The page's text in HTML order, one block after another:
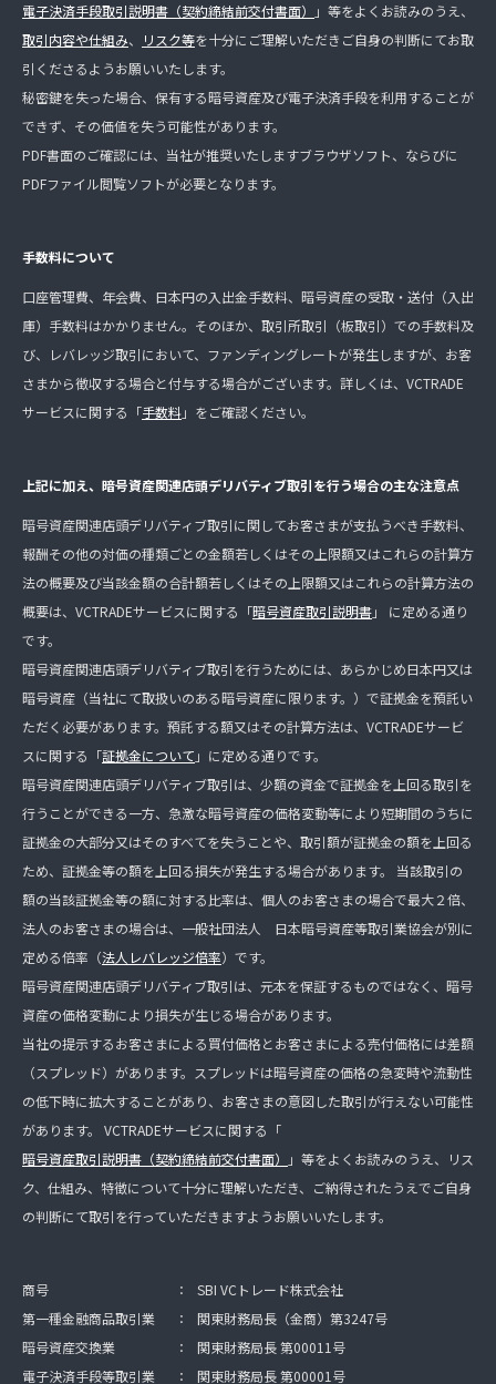
電子決済手段取引説明書（契約締結前交付書面）
」等をよくお読みのうえ、
取引内容や仕組み、 リスク等を十分にご理解いただきご自身の判断にてお取
引くださるようお願いいたします。
秘密鍵を失った場合、保有する暗号資産及び電子決済手段を利用することが
できず、その価値を失う可能性があります。
PDF書面のご確認には、当社が推奨いたしますブラウザソフト、ならびに
PDFファイル閲覧ソフトが必要となります。
手数料について
口座管理費、年会費、日本円の入出金手数料、暗号資産の受取・送付（入出
庫）手数料はかかりません。そのほか、取引所取引（板取引）での手数料及
び、レバレッジ取引において、ファンディングレートが発生しますが、お客
さまから徴収する場合と付与する場合がございます。詳しくは、VCTRADE
サービスに関する「手数料」をご確認ください。
上記に加え、暗号資産関連店頭デリバティブ取引を行う場合の主な注意点
暗号資産関連店頭デリバティブ取引に関してお客さまが支払うべき手数料、
報酬その他の対価の種類ごとの金額若しくはその上限額又はこれらの計算方
法の概要及び当該金額の合計額若しくはその上限額又はこれらの計算方法の
概要は、VCTRADEサービスに関する「暗号資産取引説明書」 に定める通り
です。
暗号資産関連店頭デリバティブ取引を行うためには、あらかじめ日本円又は
暗号資産（当社にて取扱いのある暗号資産に限ります。）で証拠金を預託い
ただく必要があります。預託する額又はその計算方法は、VCTRADEサービ
スに関する「証拠金について 」に定める通りです。
暗号資産関連店頭デリバティブ取引は、少額の資金で証拠金を上回る取引を
行うことができる一方、急激な暗号資産の価格変動等により短期間のうちに
証拠金の大部分又はそのすべてを失うことや、取引額が証拠金の額を上回る
ため、証拠金等の額を上回る損失が発生する場合があります。 当該取引の
額の当該証拠金等の額に対する比率は、個人のお客さまの場合で最大２倍、
法人のお客さまの場合は、一般社団法人 日本暗号資産等取引業協会が別に
定める倍率（法人レバレッジ倍率）です。
暗号資産関連店頭デリバティブ取引は、元本を保証するものではなく、暗号
資産の価格変動により損失が生じる場合があります。
当社の提示するお客さまによる買付価格とお客さまによる売付価格には差額
（スプレッド）があります。スプレッドは暗号資産の価格の急変時や流動性
の低下時に拡大することがあり、お客さまの意図した取引が行えない可能性
があります。 VCTRADEサービスに関する「
暗号資産取引説明書（契約締結前交付書面）
」等をよくお読みのうえ、リス
ク、仕組み、特徴について十分に理解いただき、ご納得されたうえでご自身
の判断にて取引を行っていただきますようお願いいたします。
商号 ：
SBI VCトレード株式会社
第一種金融商品取引業
：
関東財務局長（金商）第3247号
暗号資産交換業
：
関東財務局長 第00011号
電子決済手段等取引業
： 関東財務局長 第00001号